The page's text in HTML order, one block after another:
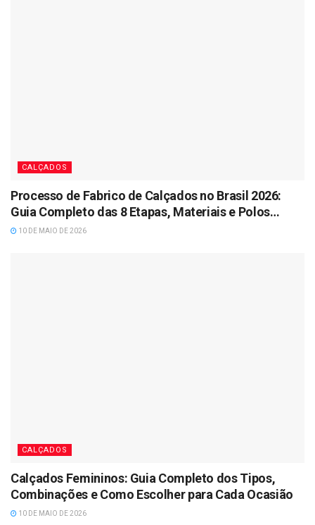
CALÇADOS
Processo de Fabrico de Calçados no Brasil 2026:
Guia Completo das 8 Etapas, Materiais e Polos
Industriais
10 DE MAIO DE 2026
CALÇADOS
Calçados Femininos: Guia Completo dos Tipos,
Combinações e Como Escolher para Cada Ocasião
10 DE MAIO DE 2026